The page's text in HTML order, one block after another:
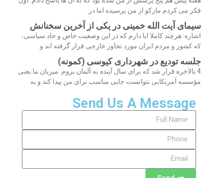
فکر می کردم مارکو از من پرسیده اما در
سیمای آیت الله خمینی در یکی از آخرین سخنانش
اشاره: هرچند کاملا ابا دارم که در این وضعیت خاص و حاد سیاسی،
که کشور و مردم ایران مورد تجاوز خارجی قرار گرفته اند و
جلسه تودیع در شهرداری کیوسی (کمونه)
4 بالاخره قرار شد که برای سال آینده به آلمان بروم. میزبان ما یعنی
مؤسسه آمریکایی نتوانست جایی مناسب برای من پیدا کند و به
Send Us A Message